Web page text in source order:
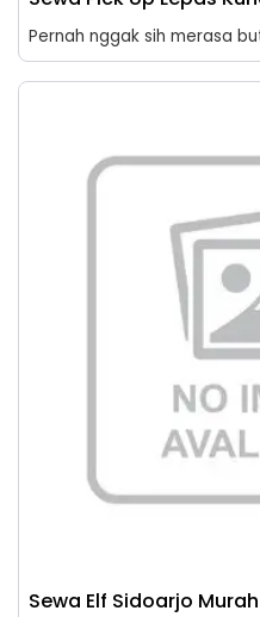
Pernah nggak sih merasa
Sewa Elf Sidoarjo